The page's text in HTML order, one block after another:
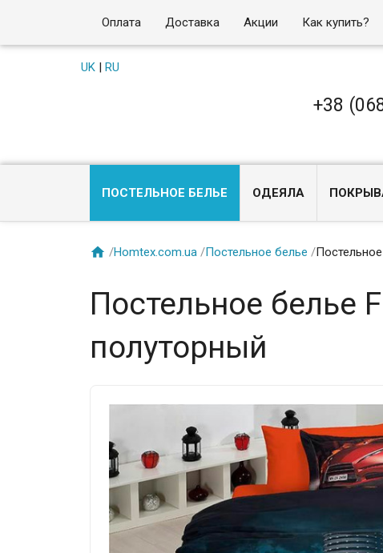
Оплата Доставка Акции Как купить?
UK| RU
+38
ПОСТЕЛЬНОЕ БЕЛЬЕ ОДЕЯЛА
 /Homtex.com.ua /Постельное белье /
Постельное белье
полуторный